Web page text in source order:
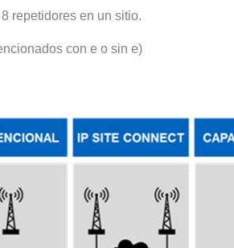
repetidores en un sitio.
con e o sin e)